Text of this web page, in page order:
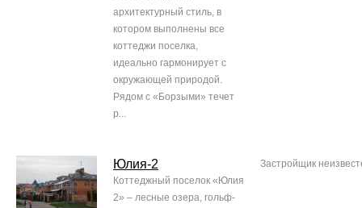
архитектурный стиль, в
котором выполнены все
коттеджи поселка,
идеально гармонирует с
окружающей природой.
Рядом с «Борзыми» течет
р...
Юлия-2
Коттеджный поселок «Юлия
2» – лесные озера, гольф-
Застройщик